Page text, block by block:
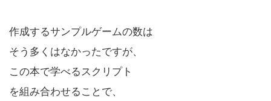
作成するサンプルゲームの数は
そう多くはなかったですが、
この本で学べるスクリプト
を組み合わせることで、